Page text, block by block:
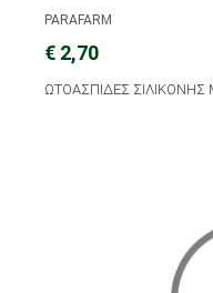
PARAFARM
€ 2,70
ΩΤΟΑΣΠΙΔΕΣ ΣΙΛΙΚΟΝΗΣ